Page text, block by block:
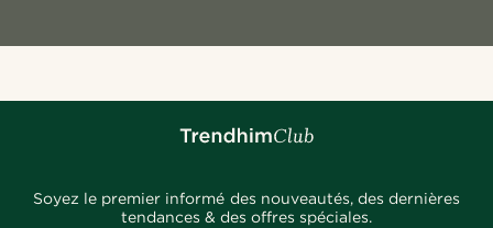
Soyez le premier informé des nouveautés, des dernières
tendances & des offres spéciales.